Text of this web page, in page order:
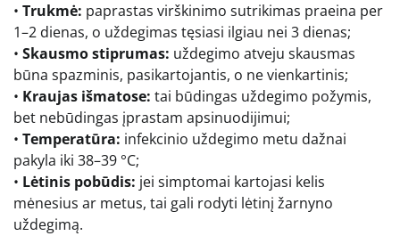
• Trukmė: paprastas virškinimo sutrikimas praeina per
1–2 dienas, o uždegimas tęsiasi ilgiau nei 3 dienas;
• Skausmo stiprumas: uždegimo atveju skausmas
būna spazminis, pasikartojantis, o ne vienkartinis;
• Kraujas išmatose: tai būdingas uždegimo požymis,
bet nebūdingas įprastam apsinuodijimui;
• Temperatūra: infekcinio uždegimo metu dažnai
pakyla iki 38–39 °C;
• Lėtinis pobūdis: jei simptomai kartojasi kelis
mėnesius ar metus, tai gali rodyti lėtinį žarnyno
uždegimą.